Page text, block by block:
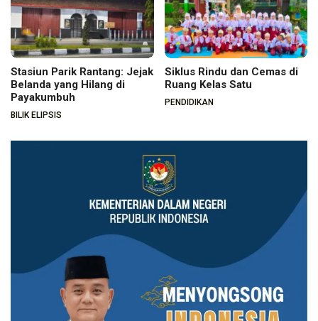
Stasiun Parik Rantang: Jejak
Belanda yang Hilang di
Payakumbuh
BILIK ELIPSIS
Siklus Rindu dan Cemas di
Ruang Kelas Satu
PENDIDIKAN